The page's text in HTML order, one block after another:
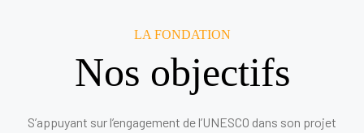
LA FONDATION
Nos objectifs
S’appuyant sur l’engagement de l’UNESCO dans son projet